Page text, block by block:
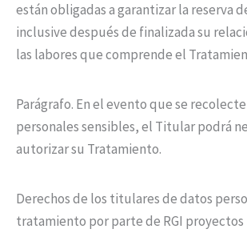
están obligadas a garantizar la reserva
inclusive después de finalizada su
las labores que comprende el
Parágrafo. En el evento que se
personales sensibles, el Titular podrá
autorizar su Tratamiento.
Derechos de los titulares de datos
tratamiento por parte de RGI proyectos